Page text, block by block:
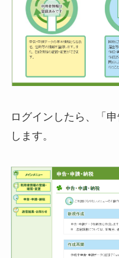
ログインしたら、「
します。